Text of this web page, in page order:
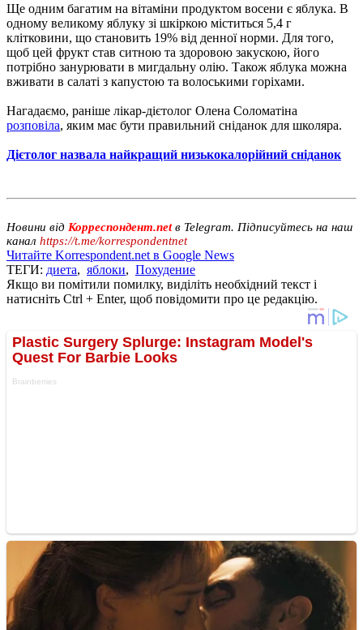
Ще одним багатим на вітаміни продуктом восени є яблука. В
одному великому яблуку зі шкіркою міститься 5,4 г
клітковини, що становить 19% від денної норми. Для того,
щоб цей фрукт став ситною та здоровою закускою, його
потрібно занурювати в мигдальну олію. Також яблука можна
вживати в салаті з капустою та волоськими горіхами.
Нагадаємо, раніше лікар-дієтолог Олена Соломатіна
розповіла, яким має бути правильний сніданок для школяра.
Дієтолог назвала найкращий низькокалорійний сніданок
Новини від Корреспондент.net в Telegram. Підписуйтесь на наш
канал https://t.me/korrespondentnet
Читайте Korrespondent.net в Google News
ТЕГИ: диета, яблоки, Похудение
Якщо ви помітили помилку, виділіть необхідний текст і
натисніть Ctrl + Enter, щоб повідомити про це редакцію.